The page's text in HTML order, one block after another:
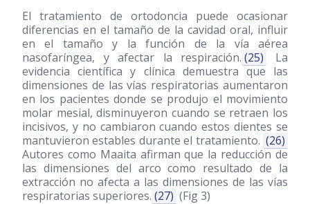
El tratamiento de ortodoncia puede ocasionar
diferencias en el tamaño de la cavidad oral, influir
en el tamaño y la función de la vía aérea
nasofaríngea, y afectar la respiración. (25)
La
evidencia científica y clínica demuestra que las
dimensiones de las vías respiratorias aumentaron
en los pacientes donde se produjo el movimiento
molar mesial, disminuyeron cuando se retraen los
incisivos, y no cambiaron cuando estos dientes se
mantuvieron estables durante el tratamiento. (26)
Autores como Maaita afirman que la reducción de
las dimensiones del arco como resultado de la
extracción no afecta a las dimensiones de las vías
respiratorias superiores. (27) (Fig 3)